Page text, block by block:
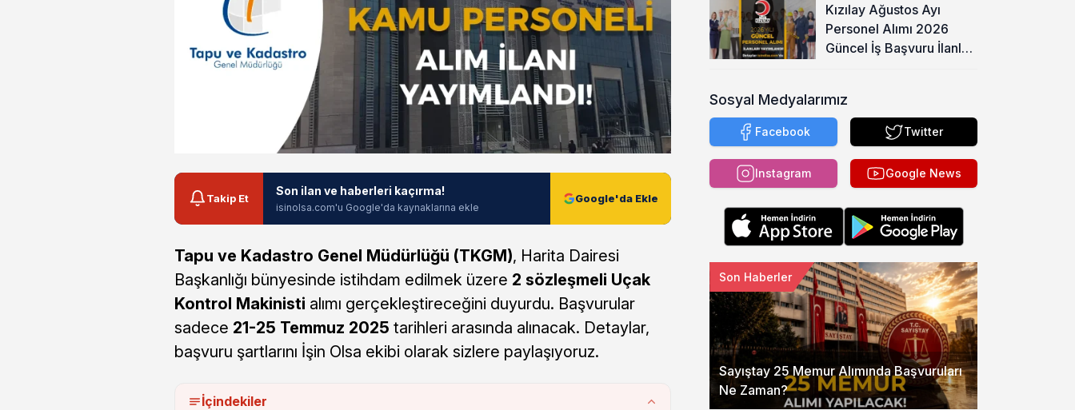
Takip Et
Son ilan ve haberleri kaçırma!
isinolsa.com'u Google'da kaynaklarına ekle
Google'da Ekle
Tapu ve Kadastro Genel Müdürlüğü (TKGM), Harita Dairesi
Başkanlığı bünyesinde istihdam edilmek üzere 2 sözleşmeli Uçak
Kontrol Makinisti alımı gerçekleştireceğini duyurdu. Başvurular
sadece 21-25 Temmuz 2025 tarihleri arasında alınacak. Detaylar,
başvuru şartlarını İşin Olsa ekibi olarak sizlere paylaşıyoruz.
İçindekiler
Kızılay Ağustos Ayı
Personel Alımı 2026
Güncel İş Başvuru İlanları
Sosyal Medyalarımız
Facebook Twitter
Instagram Google News
Sayıştay 25 Memur Alımında Başvuruları
Ne Zaman?
Son Haberler